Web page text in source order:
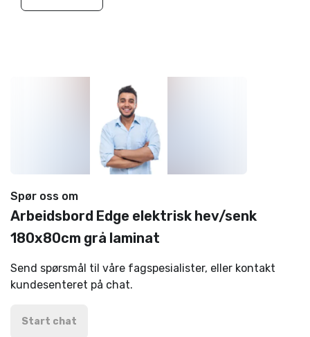
Spør oss om
Arbeidsbord Edge elektrisk hev/senk
180x80cm grå laminat
Send spørsmål til våre fagspesialister, eller kontakt
kundesenteret på chat.
Start chat